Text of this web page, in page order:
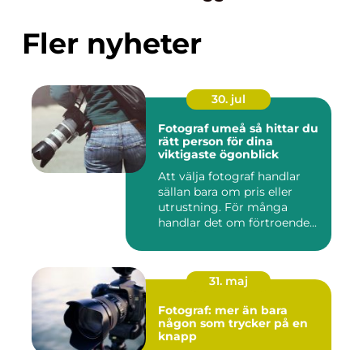
Fler nyheter
30. jul
Fotograf umeå så hittar du
rätt person för dina
viktigaste ögonblick
Att välja fotograf handlar
sällan bara om pris eller
utrustning. För många
handlar det om förtroende...
31. maj
Fotograf: mer än bara
någon som trycker på en
knapp